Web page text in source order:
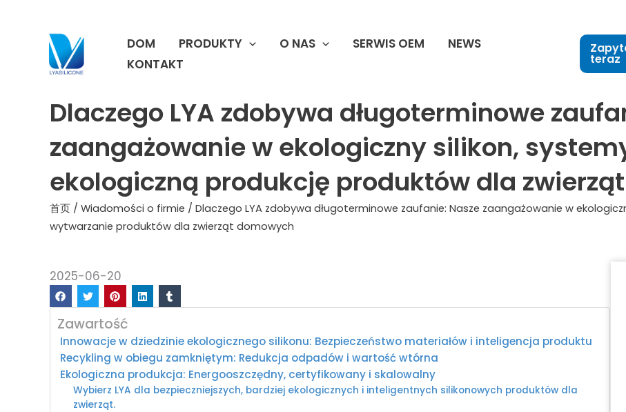
DOM PRODUKTY O NAS SERWIS OEM
NEWS
KONTAKT
teraz
Dlaczego LYA zdobywa długoterminowe
zaangażowanie w ekologiczny silikon,
ekologiczną produkcję produktów dla
首页 / Wiadomości o firmie / Dlaczego LYA zdobywa długoterminowe zaufanie: Nasze zaangażowanie w
wytwarzanie produktów dla zwierząt domowych
2025-06-20
Zawartość
Innowacje w dziedzinie ekologicznego silikonu: Bezpieczeństwo materiałów i inteligencja produktu
Recykling w obiegu zamkniętym: Redukcja odpadów i wartość wtórna
Ekologiczna produkcja: Energooszczędny, certyfikowany i skalowalny
Wybierz LYA dla bezpieczniejszych, bardziej ekologicznych i inteligentnych silikonowych produktów dla
zwierząt.